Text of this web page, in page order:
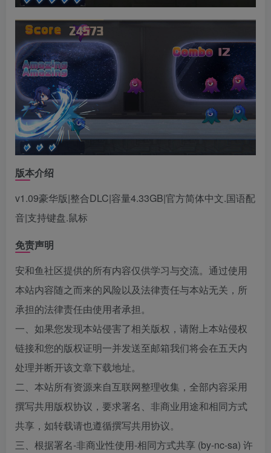
版本介绍
v1.09豪华版|整合DLC|容量4.33GB|官方简体中文.国语配
音|支持键盘.鼠标
免责声明
安和鱼社区提供的所有内容仅供学习与交流。通过使用
本站内容随之而来的风险以及法律责任与本站无关，所
承担的法律责任由使用者承担。
一、如果您发现本站侵害了相关版权，请附上本站侵权
链接和您的版权证明一并发送至邮箱我们将会在五天内
处理并断开该文章下载地址。
二、本站所有资源来自互联网整理收集，全部内容采用
撰写共用版权协议，要求署名、非商业用途和相同方式
共享，如转载请也遵循撰写共用协议。
三、根据署名-非商业性使用-相同方式共享 (by-nc-sa) 许